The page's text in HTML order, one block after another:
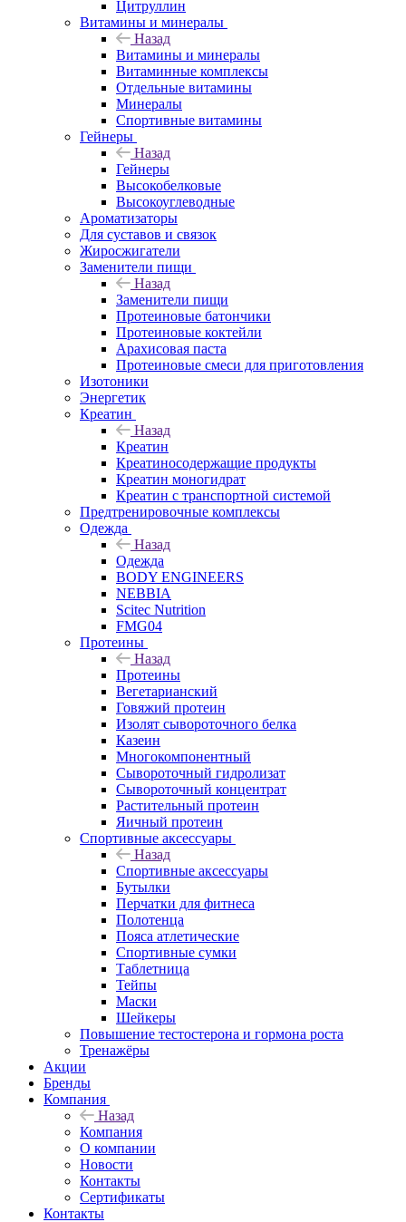
Цитруллин
Витамины и минералы
Назад
Витамины и минералы
Витаминные комплексы
Отдельные витамины
Минералы
Спортивные витамины
Гейнеры
Назад
Гейнеры
Высокобелковые
Высокоуглеводные
Ароматизаторы
Для суставов и связок
Жиросжигатели
Заменители пищи
Назад
Заменители пищи
Протеиновые батончики
Протеиновые коктейли
Арахисовая паста
Протеиновые смеси для приготовления
Изотоники
Энергетик
Креатин
Назад
Креатин
Креатиносодержащие продукты
Креатин моногидрат
Креатин с транспортной системой
Предтренировочные комплексы
Одежда
Назад
Одежда
BODY ENGINEERS
NEBBIA
Scitec Nutrition
FMG04
Протеины
Назад
Протеины
Вегетарианский
Говяжий протеин
Изолят сывороточного белка
Казеин
Многокомпонентный
Сывороточный гидролизат
Сывороточный концентрат
Растительный протеин
Яичный протеин
Спортивные аксессуары
Назад
Спортивные аксессуары
Бутылки
Перчатки для фитнеса
Полотенца
Пояса атлетические
Спортивные сумки
Таблетница
Тейпы
Маски
Шейкеры
Повышение тестостерона и гормона роста
Тренажёры
Акции
Бренды
Компания
Назад
Компания
О компании
Новости
Контакты
Сертификаты
Контакты